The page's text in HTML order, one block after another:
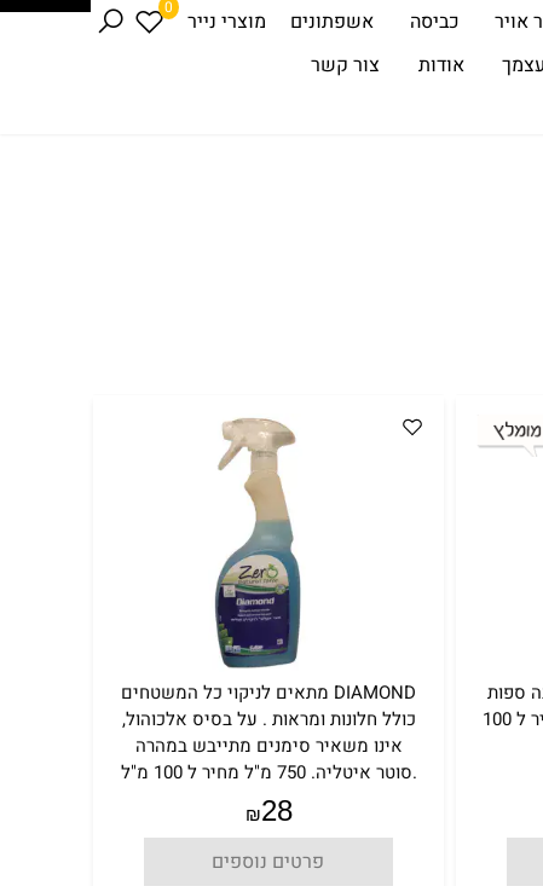
0 אויר כביסה אשפתונים
מוצרי נייר
אודות צור קשר
ספות
ומושבים. מעולה!!! 500 מ"|ל מחיר ל 100
DIAMOND מתאים לניקוי כל המשטחים
כולל חלונות ומראות . על בסיס אלכוהול,
אינו משאיר סימנים מתייבש במהרה
.סוטר איטליה. 750 מ"ל מחיר ל 100 מ"ל
3.73 ש"ח.
₪28
פרטים נוספים